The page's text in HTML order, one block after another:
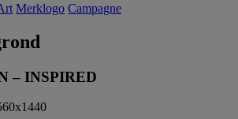
Merklogo Campagne
– INSPIRED